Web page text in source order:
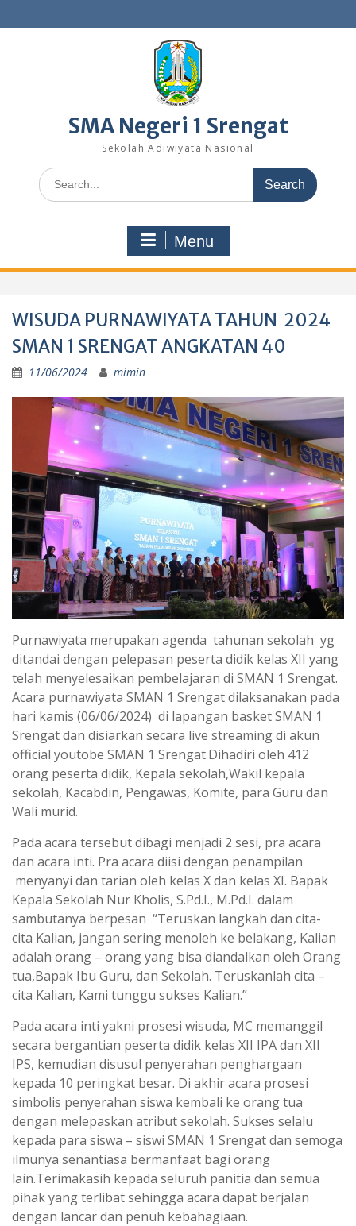
to
SMA Negeri 1 Srengat
Sekolah Adiwiyata Nasional
Search
for:
Menu
WISUDA PURNAWIYATA TAHUN 2024
SMAN 1 SRENGAT ANGKATAN 40
11/06/2024 mimin
Purnawiyata merupakan agenda tahunan sekolah yg
ditandai dengan pelepasan peserta didik kelas XII yang
telah menyelesaikan pembelajaran di SMAN 1 Srengat.
Acara purnawiyata SMAN 1 Srengat dilaksanakan pada
hari kamis (06/06/2024) di lapangan basket SMAN 1
Srengat dan disiarkan secara live streaming di akun
official youtobe SMAN 1 Srengat.Dihadiri oleh 412
orang peserta didik, Kepala sekolah,Wakil kepala
sekolah, Kacabdin, Pengawas, Komite, para Guru dan
Wali murid.
Pada acara tersebut dibagi menjadi 2 sesi, pra acara
dan acara inti. Pra acara diisi dengan penampilan
menyanyi dan tarian oleh kelas X dan kelas XI. Bapak
Kepala Sekolah Nur Kholis, S.Pd.I., M.Pd.I. dalam
sambutanya berpesan “Teruskan langkah dan cita-
cita Kalian, jangan sering menoleh ke belakang, Kalian
adalah orang – orang yang bisa diandalkan oleh Orang
tua,Bapak Ibu Guru, dan Sekolah. Teruskanlah cita –
cita Kalian, Kami tunggu sukses Kalian.”
Pada acara inti yakni prosesi wisuda, MC memanggil
secara bergantian peserta didik kelas XII IPA dan XII
IPS, kemudian disusul penyerahan penghargaan
kepada 10 peringkat besar. Di akhir acara prosesi
simbolis penyerahan siswa kembali ke orang tua
dengan melepaskan atribut sekolah. Sukses selalu
kepada para siswa – siswi SMAN 1 Srengat dan semoga
ilmunya senantiasa bermanfaat bagi orang
lain.Terimakasih kepada seluruh panitia dan semua
pihak yang terlibat sehingga acara dapat berjalan
dengan lancar dan penuh kebahagiaan.